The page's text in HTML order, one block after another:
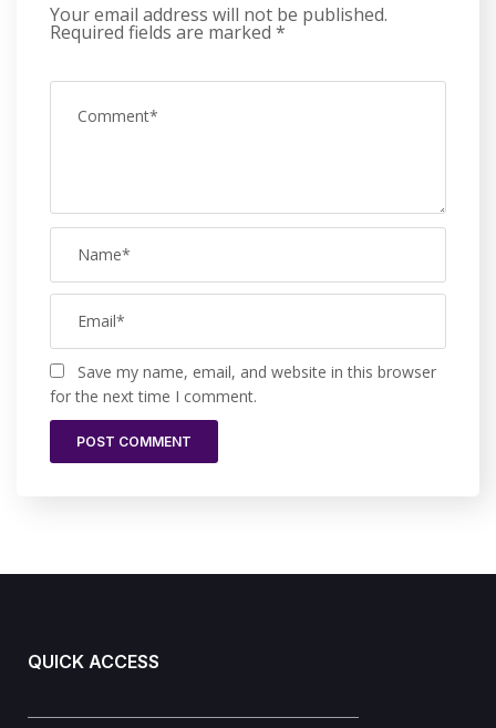
Your email address will not be published.
Required fields are marked *
Save my name, email, and website in this browser
for the next time I comment.
QUICK ACCESS